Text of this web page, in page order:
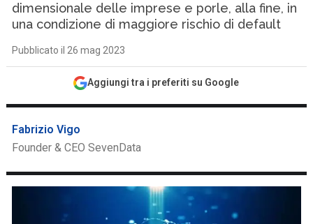
dimensionale delle imprese e porle, alla fine, in
una condizione di maggiore rischio di default
Pubblicato il 26 mag 2023
Aggiungi tra i preferiti su Google
Fabrizio Vigo
Founder & CEO SevenData